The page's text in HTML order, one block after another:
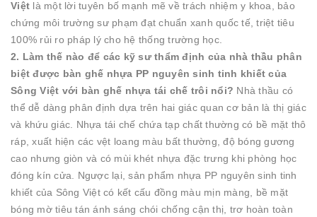
Việt là một lời tuyên bố mạnh mẽ về trách nhiệm y khoa, bảo
chứng môi trường sư phạm đạt chuẩn xanh quốc tế, triệt tiêu
100% rủi ro pháp lý cho hệ thống trường học.
2. Làm thế nào để các kỹ sư thẩm định của nhà thầu phân
biệt được bàn ghế nhựa PP nguyên sinh tinh khiết của
Sông Việt với bàn ghế nhựa tái chế trôi nổi? Nhà thầu có
thể dễ dàng phân định dựa trên hai giác quan cơ bản là thị giác
và khứu giác. Nhựa tái chế chứa tạp chất thường có bề mặt thô
ráp, xuất hiện các vệt loang màu bất thường, độ bóng gương
cao nhưng giòn và có mùi khét nhựa đặc trưng khi phòng học
đóng kín cửa. Ngược lại, sản phẩm nhựa PP nguyên sinh tinh
khiết của Sông Việt có kết cấu đồng màu mịn màng, bề mặt
bóng mờ tiêu tán ánh sáng chói chống cận thị, trơ hoàn toàn